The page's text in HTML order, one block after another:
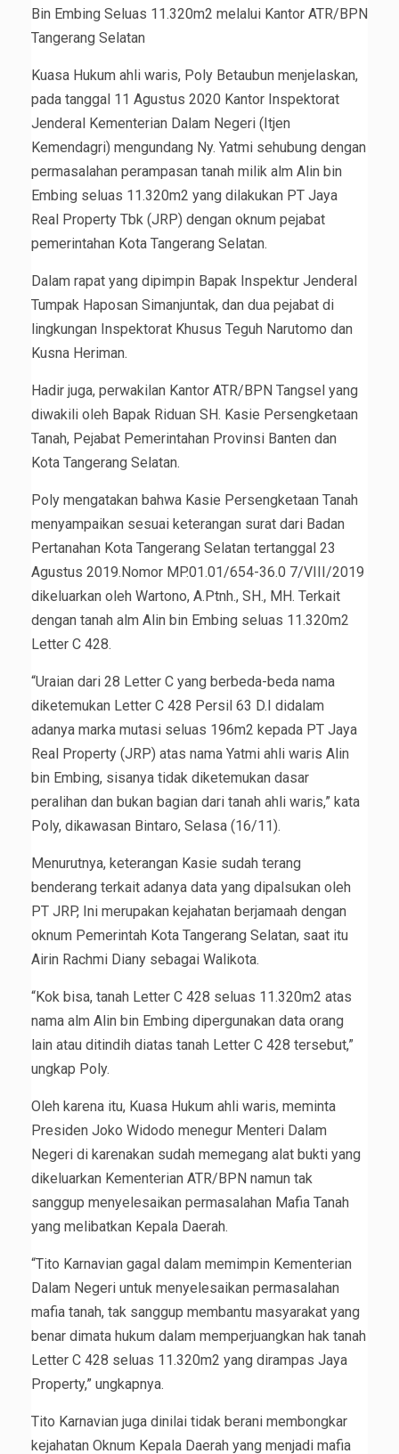
Bin Embing Seluas 11.320m2 melalui Kantor ATR/BPN
Tangerang Selatan
Kuasa Hukum ahli waris, Poly Betaubun menjelaskan,
pada tanggal 11 Agustus 2020 Kantor Inspektorat
Jenderal Kementerian Dalam Negeri (Itjen
Kemendagri) mengundang Ny. Yatmi sehubung dengan
permasalahan perampasan tanah milik alm Alin bin
Embing seluas 11.320m2 yang dilakukan PT Jaya
Real Property Tbk (JRP) dengan oknum pejabat
pemerintahan Kota Tangerang Selatan.
Dalam rapat yang dipimpin Bapak Inspektur Jenderal
Tumpak Haposan Simanjuntak, dan dua pejabat di
lingkungan Inspektorat Khusus Teguh Narutomo dan
Kusna Heriman.
Hadir juga, perwakilan Kantor ATR/BPN Tangsel yang
diwakili oleh Bapak Riduan SH. Kasie Persengketaan
Tanah, Pejabat Pemerintahan Provinsi Banten dan
Kota Tangerang Selatan.
Poly mengatakan bahwa Kasie Persengketaan Tanah
menyampaikan sesuai keterangan surat dari Badan
Pertanahan Kota Tangerang Selatan tertanggal 23
Agustus 2019.Nomor MP.01.01/654-36.0 7/VIII/2019
dikeluarkan oleh Wartono, A.Ptnh., SH., MH. Terkait
dengan tanah alm Alin bin Embing seluas 11.320m2
Letter C 428.
“Uraian dari 28 Letter C yang berbeda-beda nama
diketemukan Letter C 428 Persil 63 D.I didalam
adanya marka mutasi seluas 196m2 kepada PT Jaya
Real Property (JRP) atas nama Yatmi ahli waris Alin
bin Embing, sisanya tidak diketemukan dasar
peralihan dan bukan bagian dari tanah ahli waris,” kata
Poly, dikawasan Bintaro, Selasa (16/11).
Menurutnya, keterangan Kasie sudah terang
benderang terkait adanya data yang dipalsukan oleh
PT JRP, Ini merupakan kejahatan berjamaah dengan
oknum Pemerintah Kota Tangerang Selatan, saat itu
Airin Rachmi Diany sebagai Walikota.
“Kok bisa, tanah Letter C 428 seluas 11.320m2 atas
nama alm Alin bin Embing dipergunakan data orang
lain atau ditindih diatas tanah Letter C 428 tersebut,”
ungkap Poly.
Oleh karena itu, Kuasa Hukum ahli waris, meminta
Presiden Joko Widodo menegur Menteri Dalam
Negeri di karenakan sudah memegang alat bukti yang
dikeluarkan Kementerian ATR/BPN namun tak
sanggup menyelesaikan permasalahan Mafia Tanah
yang melibatkan Kepala Daerah.
“Tito Karnavian gagal dalam memimpin Kementerian
Dalam Negeri untuk menyelesaikan permasalahan
mafia tanah, tak sanggup membantu masyarakat yang
benar dimata hukum dalam memperjuangkan hak tanah
Letter C 428 seluas 11.320m2 yang dirampas Jaya
Property,” ungkapnya.
Tito Karnavian juga dinilai tidak berani membongkar
kejahatan Oknum Kepala Daerah yang menjadi mafia